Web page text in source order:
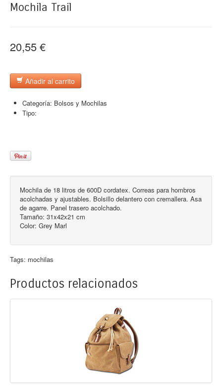
Mochila Trail
20,55 €
Añadir al carrito
Categoría: Bolsos y Mochilas
Tipo:
Mochila de 18 litros de 600D cordatex. Correas para hombros
acolchadas y ajustables. Bolsillo delantero con cremallera. Asa
de agarre. Panel trasero acolchado.
Tamaño: 31x42x21 cm
Color: Grey Marl
Tags: mochilas
Productos relacionados